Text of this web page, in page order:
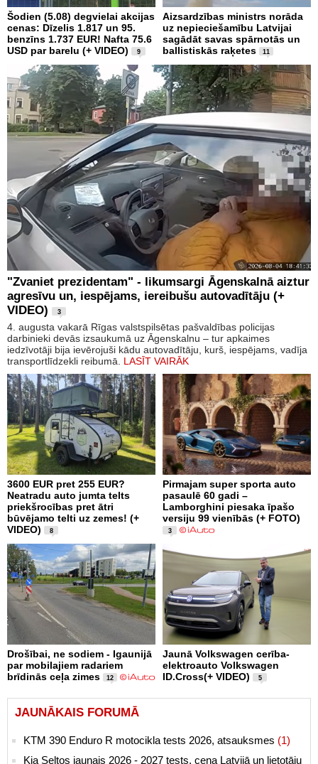
Šodien (5.08) degvielai akcijas
cenas: Dīzelis 1.817 un 95.
benzīns 1.737 EUR! Nafta 75.6
USD par barelu (+ VIDEO)
9
Aizsardzības ministrs norāda
uz nepieciešamību Latvijai
sagādāt savas spārnotās un
ballistiskās raķetes
11
"Zvaniet prezidentam" - likumsargi Āgenskalnā aiztur
agresīvu un, iespējams, iereibušu autovadītāju (+
VIDEO)
3
4. augusta vakarā Rīgas valstspilsētas pašvaldības policijas
darbinieki devās izsaukumā uz Āgenskalnu – tur apkaimes
iedzīvotāji bija ievērojuši kādu autovadītāju, kurš, iespējams, vadīja
transportlīdzekli reibumā. LASĪT VAIRĀK
3600 EUR pret 255 EUR?
Neatradu auto jumta telts
priekšrocības pret ātri
būvējamo telti uz zemes! (+
VIDEO)
8
Pirmajam super sporta auto
pasaulē 60 gadi –
Lamborghini piesaka īpašo
versiju 99 vienībās (+ FOTO)
3
Drošībai, ne sodiem - Igaunijā
par mobilajiem radariem
brīdinās ceļa zimes
12
Jaunā Volkswagen cerība-
elektroauto Volkswagen
ID.Cross(+ VIDEO)
5
JAUNĀKAIS FORUMĀ
KTM 390 Enduro R motocikla tests 2026, atsauksmes (1)
Kia Seltos jaunais 2026 - 2027 tests, cena Latvijā un lietotāju